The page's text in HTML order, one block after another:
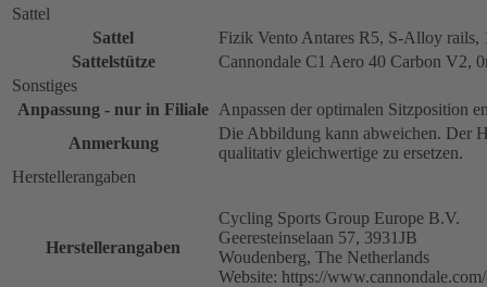
Sattel
Sattel
Fizik Vento Antares R5, S-Alloy rails,
Sattelstütze
Cannondale C1 Aero 40 Carbon V2,
Sonstiges
Anpassung - nur in Filiale Anpassen der optimalen Sitzposition
Anmerkung
Die Abbildung kann abweichen. Der
qualitativ gleichwertige zu ersetzen.
Herstellerangaben
Herstellerangaben
Cycling Sports Group Europe B.V.
Geeresteinselaan 57, 3931JB
Woudenberg, The Netherlands
Website: https://